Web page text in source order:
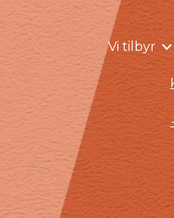
Vi tilbyr